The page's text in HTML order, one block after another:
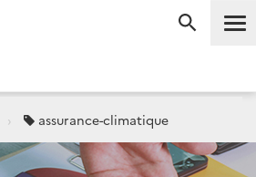
assurance-climatique